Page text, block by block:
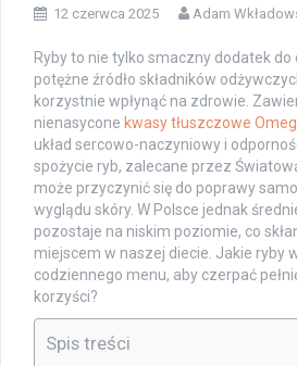
12 czerwca 2025 Adam
Ryby to nie tylko smaczny dodatek do
potężne źródło składników
korzystnie wpłynąć na zdrowie.
nienasycone kwasy tłuszczowe
układ sercowo-naczyniowy i
spożycie ryb, zalecane przez
może przyczynić się do poprawy
wyglądu skóry. W Polsce jednak
pozostaje na niskim poziomie, co
miejscem w naszej diecie. Jakie ryby
codziennego menu, aby czerpać
korzyści?
Spis treści